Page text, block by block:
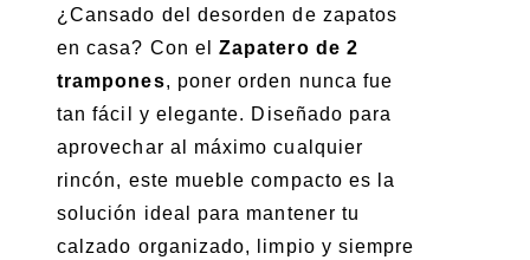
¿Cansado del desorden de zapatos
en casa? Con elZapatero de 2
trampones, poner orden nunca fue
tan fácil y elegante. Diseñado para
aprovechar al máximo cualquier
rincón, este mueble compacto es la
solución ideal para mantener tu
calzado organizado, limpio y siempre